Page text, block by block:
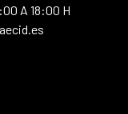
A 18:00 H